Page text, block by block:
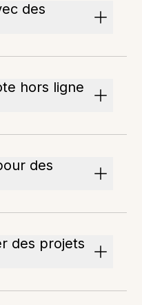
des
hors ligne
des
des projets